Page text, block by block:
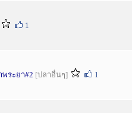
1
พระยา#2 [ปลาอื่นๆ] 1